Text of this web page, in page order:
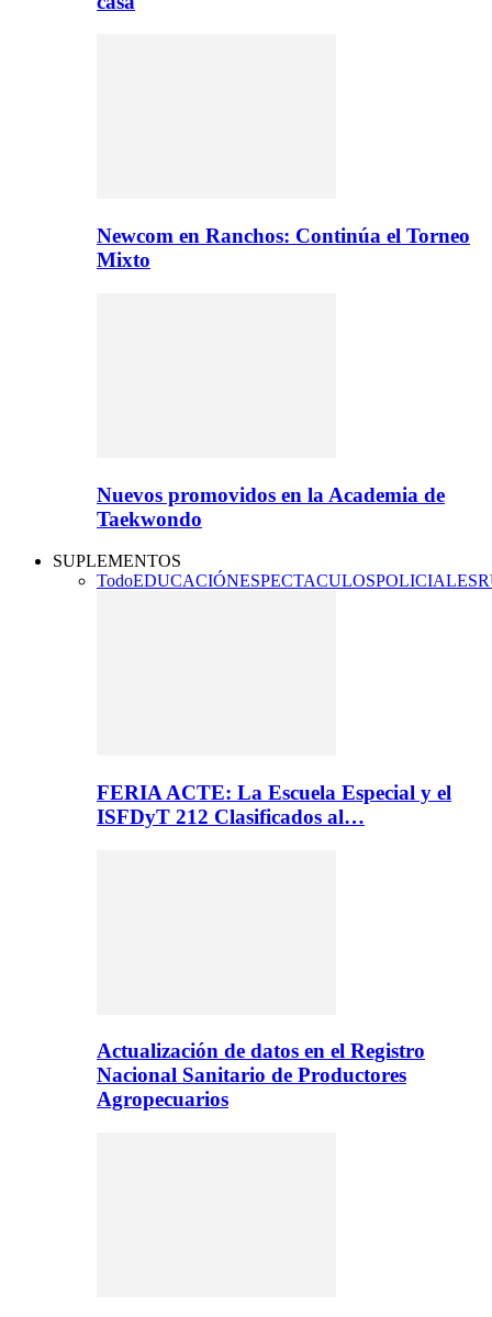
Newcom en Ranchos: Continúa el Torneo
Mixto
Nuevos promovidos en la Academia de
Taekwondo
SUPLEMENTOS
TodoEDUCACIÓNESPECTACULOSPOLICIALES
FERIA ACTE: La Escuela Especial y el
ISFDyT 212 Clasificados al…
Actualización de datos en el Registro
Nacional Sanitario de Productores
Agropecuarios